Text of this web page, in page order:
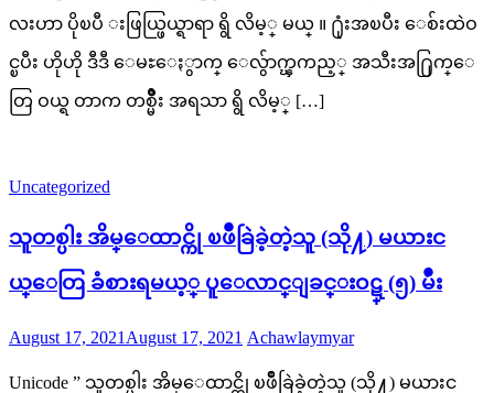
လးဟာ ပိုၿပီ းဖြယ္ဖြယ္ရာရာ ရွိ လိမ့္ မယ္ ။ ႐ုံးအၿပီး ေစ်းထဲဝ
င္ၿပီး ဟိုဟို ဒီဒီ ေမႊေႏွာက္ ေလွ်ာက္ၾကည့္ အသီးအ႐ြက္ေ
တြ ဝယ္ရ တာက တစ္မ်ိဳး အရသာ ရွိ လိမ့္ […]
Uncategorized
သူတစ္ပါး အိမ္ေထာင္ကို ၿဖိဳခြဲခဲ့တဲ့သူ (သို႔) မယားင
ယ္ေတြ ခံစားရမယ့္ ပူေလာင္ျခင္းဝဋ္ (၅) မ်ိဳး
Posted
August 17, 2021 August 17, 2021 Author
Achawlaymyar
Unicode ” သူတစ္ပါး အိမ္ေထာင္ကို ၿဖိဳခြဲခဲ့တဲ့သူ (သို႔) မယားင